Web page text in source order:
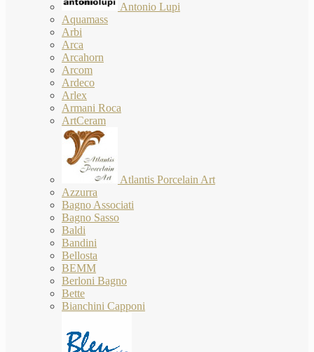
Antonio Lupi
Aquamass
Arbi
Arca
Arcahorn
Arcom
Ardeco
Arlex
Armani Roca
ArtCeram
Atlantis Porcelain Art
Azzurra
Bagno Associati
Bagno Sasso
Baldi
Bandini
Bellosta
BEMM
Berloni Bagno
Bette
Bianchini Capponi